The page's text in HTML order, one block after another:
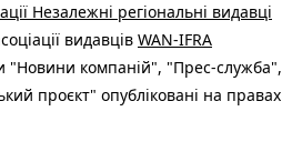
Незалежні регіональні видавці
видавців WAN-IFRA
"Новини компаній", "Прес-служба",
проєкт" опубліковані на правах